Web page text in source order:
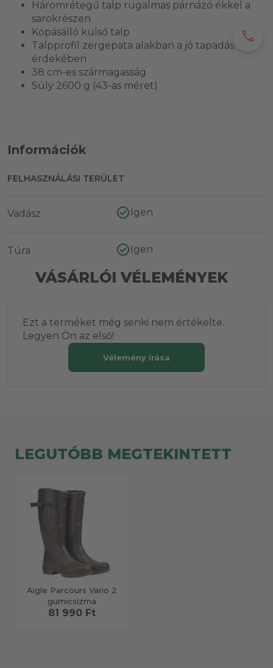
Háromrétegű talp rugalmas párnázó ékkel a
sarokrészen
Kopásálló külső talp
Talpprofil zergepata alakban a jó tapadás
érdekében
38 cm-es szármagasság
Súly 2600 g (43-as méret)
Információk
FELHASZNÁLÁSI TERÜLET
Vadász Igen
Túra Igen
VÁSÁRLÓI VÉLEMÉNYEK
Ezt a terméket még senki nem értékelte.
Legyen Ön az első!
Vélemény írása
LEGUTÓBB MEGTEKINTETT
Aigle Parcours Vario 2
gumicsizma
81 990 Ft
call